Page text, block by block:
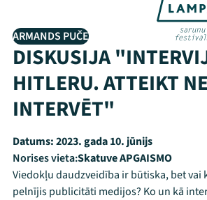
ARMANDS PUČE
DISKUSIJA
HITLERU. ATTEIKT
INTERVĒT"
Datums:2023. gada 10. jūnijs
Norises vieta:Skatuve APGAISMO
Viedokļu daudzveidība ir būtiska, bet vai
pelnījis publicitāti medijos? Ko un kā